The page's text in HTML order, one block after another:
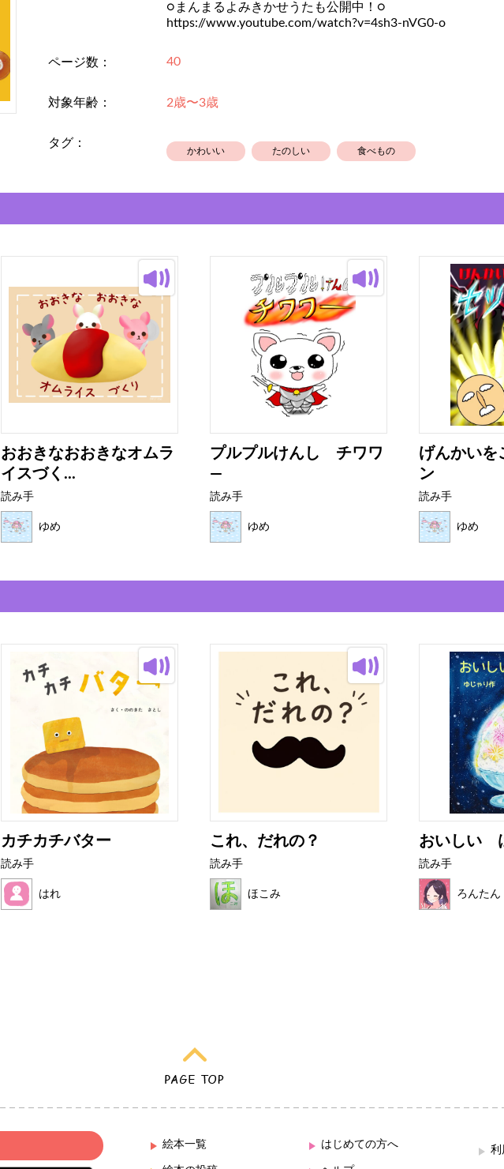
○まんまるよみきかせうたも公開中！○
https://www.youtube.com/watch?v=4sh3-nVG0-o
ページ数： 40
対象年齢： 2歳〜3歳
タグ：
かわいい たのしい 食べもの
おおきなおおきなオムラ
イスづく...
読み手
ゆめ
プルプルけんし チワワ
―
読み手
ゆめ
げんかいを
ン
読み手
ゆめ
カチカチバター
読み手
はれ
これ、だれの？
読み手
ほこみ
おいしい
読み手
ろんたん
絵本一覧 はじめての方へ 利